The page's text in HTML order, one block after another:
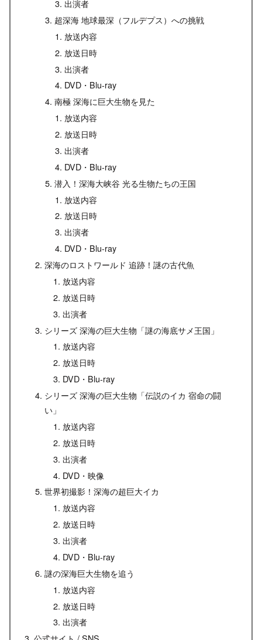
出演者
超深海 地球最深（フルデプス）への挑戦
放送内容
放送日時
出演者
DVD・Blu-ray
南極 深海に巨大生物を見た
放送内容
放送日時
出演者
DVD・Blu-ray
潜入！深海大峡谷 光る生物たちの王国
放送内容
放送日時
出演者
DVD・Blu-ray
深海のロストワールド 追跡！謎の古代魚
放送内容
放送日時
出演者
シリーズ 深海の巨大生物「謎の海底サメ王国」
放送内容
放送日時
DVD・Blu-ray
シリーズ 深海の巨大生物「伝説のイカ 宿命の闘
い」
放送内容
放送日時
出演者
DVD・映像
世界初撮影！深海の超巨大イカ
放送内容
放送日時
出演者
DVD・Blu-ray
謎の深海巨大生物を追う
放送内容
放送日時
出演者